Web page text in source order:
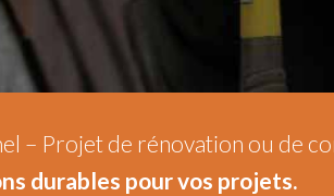
– Projet de rénovation ou de
durables pour vos projets.